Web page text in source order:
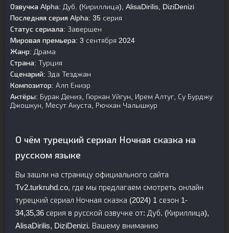
Озвучка Alpha: Дуб. (Кириллица), AlisaDirilis, DiziDenizi
Последняя серия Alpha: 35 серия
Статус сериала: Завершен
Мировая премьера: 3 сентября 2024
Жанр: Драма
Страна: Турция
Сценарий: Эда Тезджан
Композитор: Алп Ениэр
Актёры: Бурак Дениз, Гюркан Уйгун, Ирем Алтуг, Су Бурджу
Джошкун, Месут Акуста, Рючхан Чалышкур
О чём турецкий сериал Ночная сказка на
русском языке
Вы зашли на страницу официального сайта
Tv2.turkruhd.co, где мы предлагаем смотреть онлайн
турецкий сериал Ночная сказка (2024) 1 сезон 1-
34,35,36 серия в русской озвучке от: Дуб. (Кириллица),
AlisaDirilis, DiziDenizi. Вашему вниманию